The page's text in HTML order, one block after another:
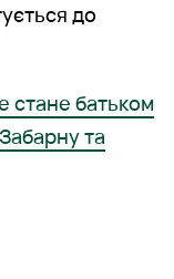
до
стане батьком
та